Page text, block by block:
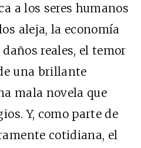
a los seres humanos
aleja, la economía
reales, el temor
una brillante
mala novela que
Y, como parte de
cotidiana, el